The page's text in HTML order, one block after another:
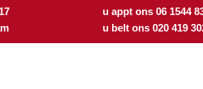
u appt ons 06 1544
u belt ons 020 419